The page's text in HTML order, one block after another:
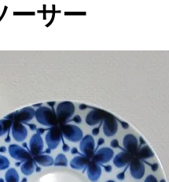
ーサー